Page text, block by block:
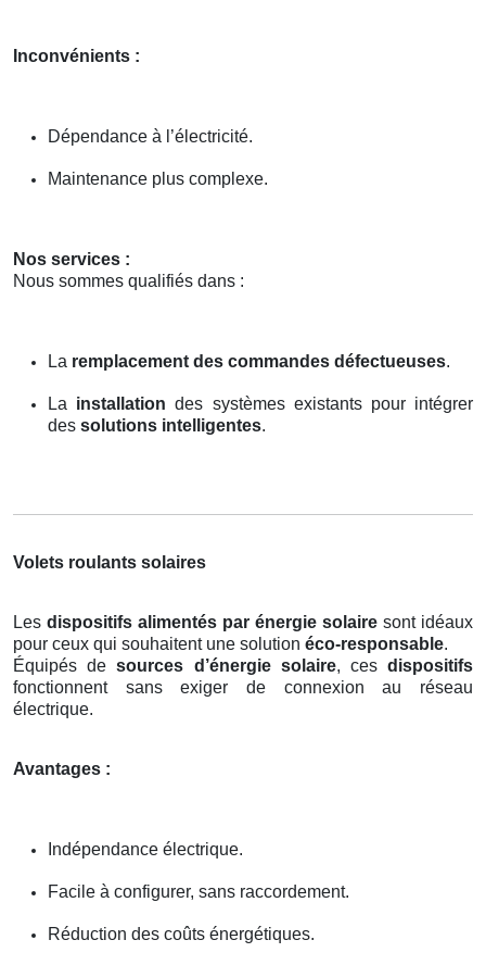
Inconvénients :
Dépendance à l’électricité.
Maintenance plus complexe.
Nos services :
Nous sommes qualifiés dans :
La remplacement des commandes défectueuses.
La installation des systèmes existants pour intégrer
des solutions intelligentes.
Volets roulants solaires
Les dispositifs alimentés par énergie solaire sont idéaux
pour ceux qui souhaitent une solution éco-responsable.
Équipés desources d’énergie solaire, cesdispositifs
fonctionnent sans exiger de connexion au réseau
électrique.
Avantages :
Indépendance électrique.
Facile à configurer, sans raccordement.
Réduction des coûts énergétiques.